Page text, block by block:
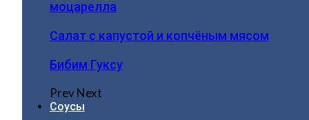
моцарелла
Салат с капустой и копчёным мясом
Бибим Гуксу
PrevNext
Соусы